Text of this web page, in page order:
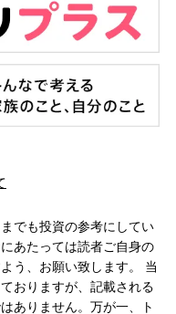
でも投資の参考にしてい
あたっては読者ご自身の
う、お願い致します。 当
おりますが、記載される
ありません。万が一、ト